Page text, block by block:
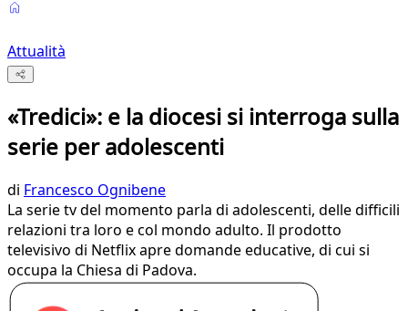
Attualità
«Tredici»: e la diocesi si interroga sulla
serie per adolescenti
di Francesco Ognibene
La serie tv del momento parla di adolescenti, delle difficili
relazioni tra loro e col mondo adulto. Il prodotto
televisivo di Netflix apre domande educative, di cui si
occupa la Chiesa di Padova.